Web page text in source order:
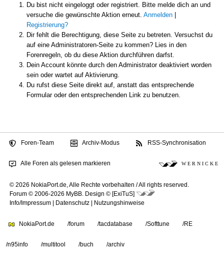
Du bist nicht eingeloggt oder registriert. Bitte melde dich an und
versuche die gewünschte Aktion erneut. Anmelden|
Registrierung?
Dir fehlt die Berechtigung, diese Seite zu betreten. Versuchst du
auf eine Administratoren-Seite zu kommen? Lies in den
Forenregeln, ob du diese Aktion durchführen darfst.
Dein Account könnte durch den Administrator deaktiviert worden
sein oder wartet auf Aktivierung.
Du rufst diese Seite direkt auf, anstatt das entsprechende
Formular oder den entsprechenden Link zu benutzen.
Foren-Team Archiv-Modus RSS-Synchronisation
Alle Foren als gelesen markieren W E R N I C K E
© 2026 NokiaPort.de, Alle Rechte vorbehalten /All rights reserved.
Forum © 2006-2026 MyBB
Design © [ExiTuS]
Info/Impressum
Datenschutz Nutzungshinweise
NokiaPort.de /forum /tacdatabase /Softtune /RE
/n95info /multitool /buch /archiv